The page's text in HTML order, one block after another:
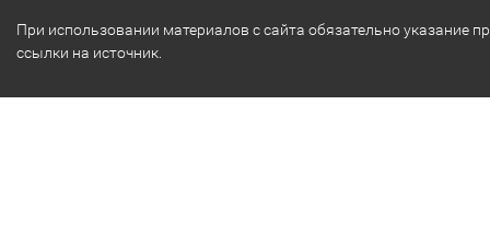
При использовании материалов с сайта обязательно указание
ссылки на источник.